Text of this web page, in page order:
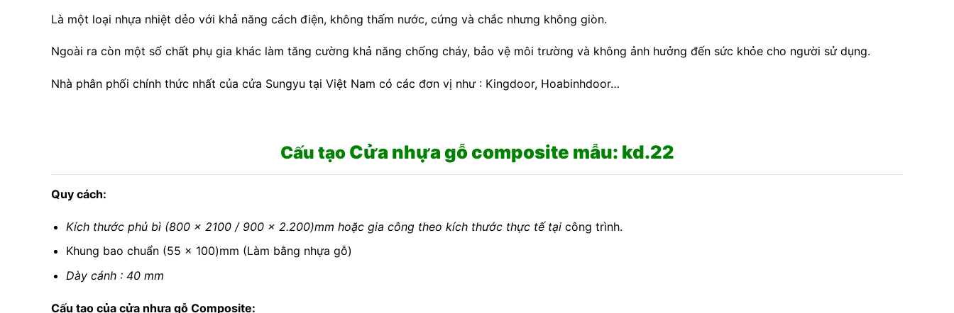
Là một loại nhựa nhiệt dẻo với khả năng cách điện, không thấm nước, cứng và chắc nhưng không giòn.
Ngoài ra còn một số chất phụ gia khác làm tăng cường khả năng chống cháy, bảo vệ môi trường và không ảnh hưởng đến sức khỏe cho người sử dụng.
Nhà phân phối chính thức nhất của cửa Sungyu tại Việt Nam có các đơn vị như : Kingdoor, Hoabinhdoor…
Cấu tạo Cửa nhựa gỗ composite mẫu: kd.22
Quy cách:
Kích thước phủ bì (800 x 2100 / 900 x 2.200)mm hoặc gia công theo kích thước thực tế tại công trình.
Khung bao chuẩn (55 x 100)mm (Làm bằng nhựa gỗ)
Dày cánh : 40 mm
Cấu tạo của cửa nhựa gỗ Composite: